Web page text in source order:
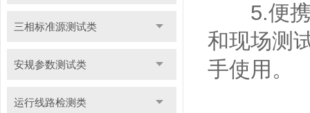
三相标准源测试类
安规参数测试类
运行线路检测类
5.便携
和现场测
手使用。